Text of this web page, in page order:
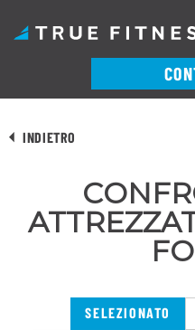
al INDIETRO
SELEZIONATO